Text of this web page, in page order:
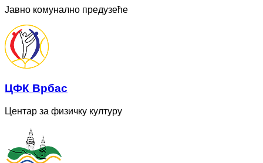
Јавно комунално предузеће
ЦФК Врбас
Центар за физичку културу